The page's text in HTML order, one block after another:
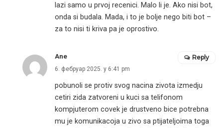
lazi samo u prvoj recenici. Malo li je. Ako nisi bot,
onda si budala. Mada, i to je bolje nego biti bot –
za to nisi ti kriva pa je oprostivo.
Ane
6. фебруар 2025. у 6:41 pm
pobunoli se protiv svog nacina zivota izmedju
cetiri zida zatvoreni u kuci sa telifonom
kompjuterom covek je drustveno bice potrebna
mu je komunikacoja u zivo sa ptijateljoima toga
Reply